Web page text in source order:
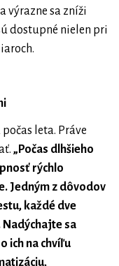
výrazne sa zníži
dostupné nielen pri
leta. Práve
„Počas dlhšieho
rýchlo
Jedným z dôvodov
každé dve
sa
ich na chvíľu